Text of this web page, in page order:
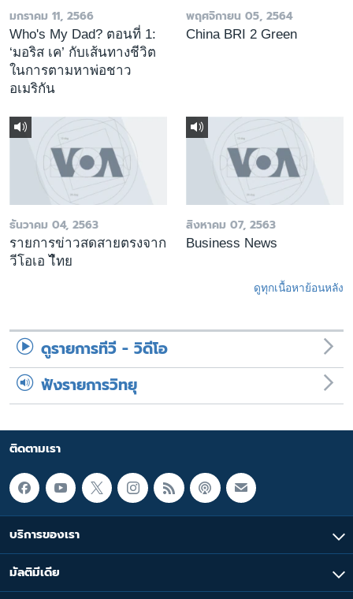
มกราคม 11, 2566
Who's My Dad? ตอนที่ 1:
‘มอริส เค’ กับเส้นทางชีวิต
ในการตามหาพ่อชาว
อเมริกัน
พฤศจิกายน 05, 2564
China BRI 2 Green
ธันวาคม 04, 2563
รายการข่าวสดสายตรงจาก
วีโอเอ ไืทย
สิงหาคม 07, 2563
Business News
ดูทุกเนื้อหาย้อนหลัง
ดูรายการทีวี - วิดีโอ
ฟังรายการวิทยุ
ติดตามเรา
บริการของเรา
มัลติมีเดีย